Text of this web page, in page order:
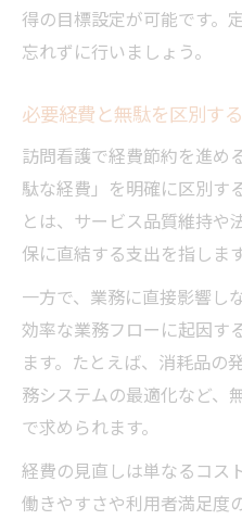
得の目標設定が可能です。
忘れずに行いましょう。
必要経費と無駄を区別す
訪問看護で経費節約を進め
駄な経費」を明確に区別す
とは、サービス品質維持や
保に直結する支出を指します
一方で、業務に直接影響し
効率な業務フローに起因す
ます。たとえば、消耗品の
務システムの最適化など、
で求められます。
経費の見直しは単なるコス
働きやすさや利用者満足度